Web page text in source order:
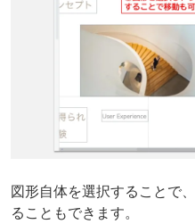
図形自体を選択することで
ることもできます。